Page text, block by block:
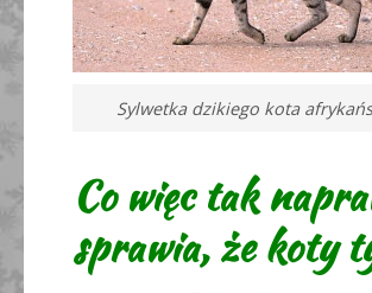
Sylwetka dzikiego kota
Co więc tak
sprawia, że koty